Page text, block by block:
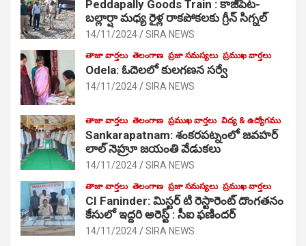
Peddapally Goods Train : కాజీపేట-
బల్లార్షా మధ్య రైళ్ల రాకపోకలకు గ్రీన్ సిగ్నల్
14/11/2024 SIRA NEWS
తాజా వార్తలు తెలంగాణ ప్రజా సమస్యలు ప్రముఖ వార్తలు
Odela: ఓదెలలో కులగణన సర్వే
14/11/2024 SIRA NEWS
తాజా వార్తలు తెలంగాణ ప్రముఖ వార్తలు విద్య & ఉద్యోగము
Sankarapatnam: శంకరపట్నంలో జవహర్
లాల్ నెహ్రూ జయంతి వేడుకలు
14/11/2024 SIRA NEWS
తాజా వార్తలు తెలంగాణ ప్రజా సమస్యలు ప్రముఖ వార్తలు
CI Faninder: మిస్టర్ టి రెస్టారెంట్ దొంగతనం
కేసులో ఇద్దరి అరెస్ట్ : సీఐ ఫణిందర్
14/11/2024 SIRA NEWS